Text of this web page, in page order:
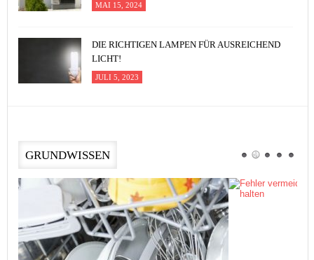
MAI 15, 2024
DIE RICHTIGEN LAMPEN FÜR AUSREICHEND
LICHT!
JULI 5, 2023
GRUNDWISSEN